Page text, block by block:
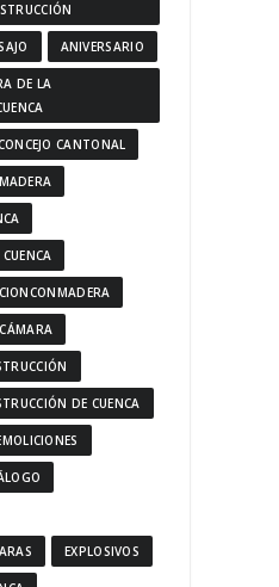
ANIVERSARIO
DE LA
CANTONAL
CUENCA
CÁMARA
DE CUENCA
EXPLOSIVOS